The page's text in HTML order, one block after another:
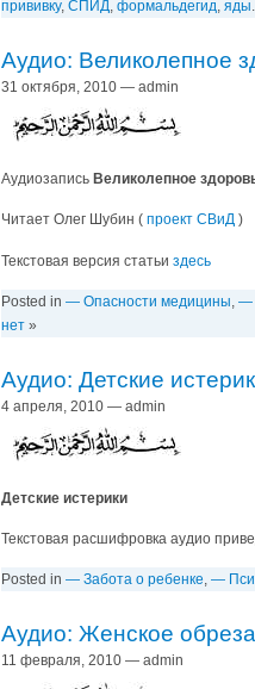
прививку, СПИД, формальдегид, яды.
Аудио: Великолепное
31 октября, 2010 — admin
Аудиозапись Великолепное
Читает Олег Шубин ( проект СВиД )
Текстовая версия статьи здесь
Posted in — Опасности медицины, —
нет »
Аудио: Детские
4 апреля, 2010 — admin
Детские истерики
Текстовая расшифровка аудио
Posted in — Забота о ребенке, —
Аудио: Женское
11 февраля, 2010 — admin